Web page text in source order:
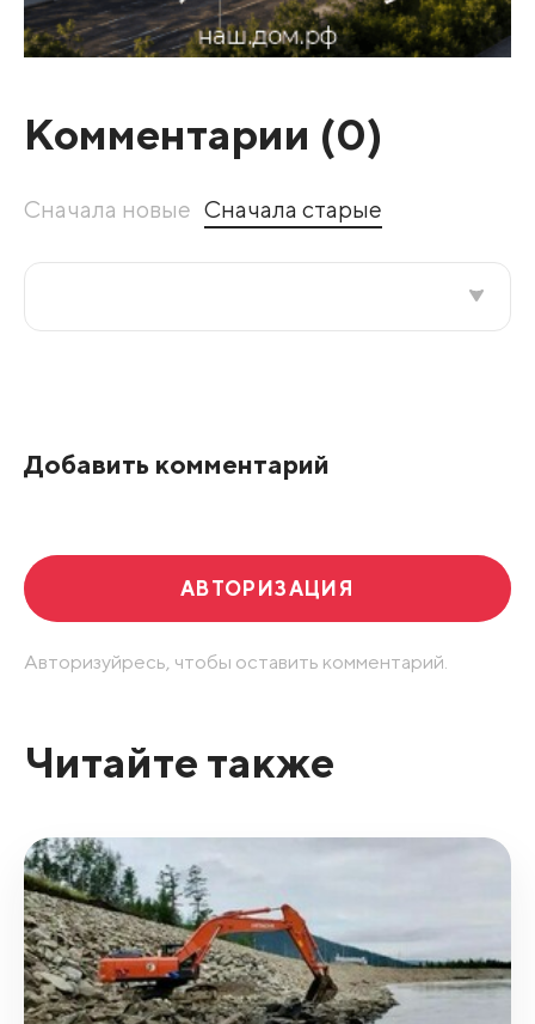
Комментарии (0)
Сначала новые Сначала старые
Добавить комментарий
АВТОРИЗАЦИЯ
Авторизуйресь, чтобы оставить комментарий.
Читайте также